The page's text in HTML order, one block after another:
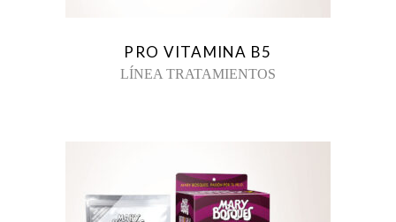
PRO VITAMINA B5
LÍNEA TRATAMIENTOS